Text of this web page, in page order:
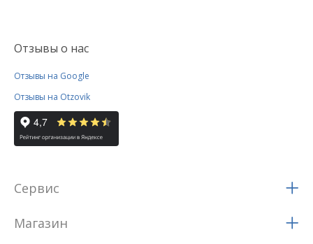
Отзывы о нас
Отзывы на Google
Отзывы на Otzovik
Сервис
Магазин